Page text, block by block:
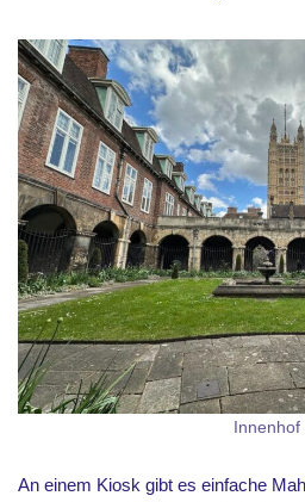
Innenhof
An einem Kiosk gibt es einfache